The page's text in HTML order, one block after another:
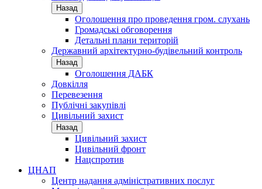
Назад
Оголошення про проведення гром. слухань
Громадські обговорення
Детальні плани територій
Державний архітектурно-будівельний контроль
Назад
Оголошення ДАБК
Довкілля
Перевезення
Публічні закупівлі
Цивільний захист
Назад
Цивільний захист
Цивільний фронт
Нацспротив
ЦНАП
Центр надання адміністративних послуг